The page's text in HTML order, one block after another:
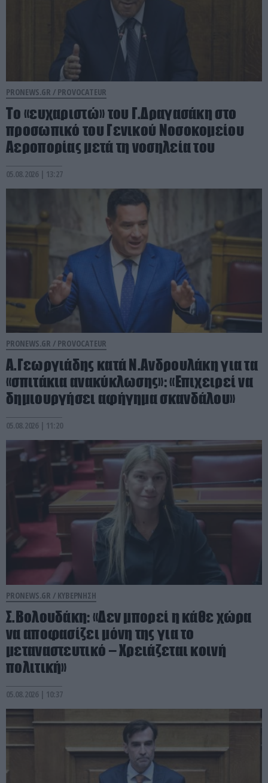
PRONEWS.GR / PROVOCATEUR
Το «ευχαριστώ» του Γ.Δραγασάκη στο
προσωπικό του Γενικού Νοσοκομείου
Αεροπορίας μετά τη νοσηλεία του
05.08.2026 | 13:27
PRONEWS.GR / PROVOCATEUR
Α.Γεωργιάδης κατά Ν.Ανδρουλάκη για τα
«σπιτάκια ανακύκλωσης»: «Επιχειρεί να
δημιουργήσει αφήγημα σκανδάλου»
05.08.2026 | 11:20
PRONEWS.GR / ΚΥΒΕΡΝΗΣΗ
Σ.Βολουδάκη: «Δεν μπορεί η κάθε χώρα
να αποφασίζει μόνη της για το
μεταναστευτικό – Χρειάζεται κοινή
πολιτική»
05.08.2026 | 10:37